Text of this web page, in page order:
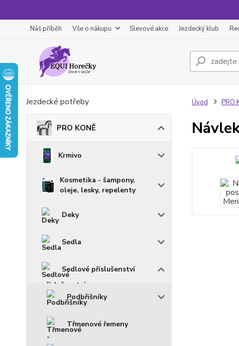
Náš příběh Vše o nákupu Slevové akce Jezdecký klub
Jezdecké potřeby
PRO KONĚ
Krmivo
Kosmetika - šampony,
oleje, lesky, repelenty
Deky
Sedla
Sedlové příslušenství
Podbřišníky
Třmenové řemeny
Úvod PRO